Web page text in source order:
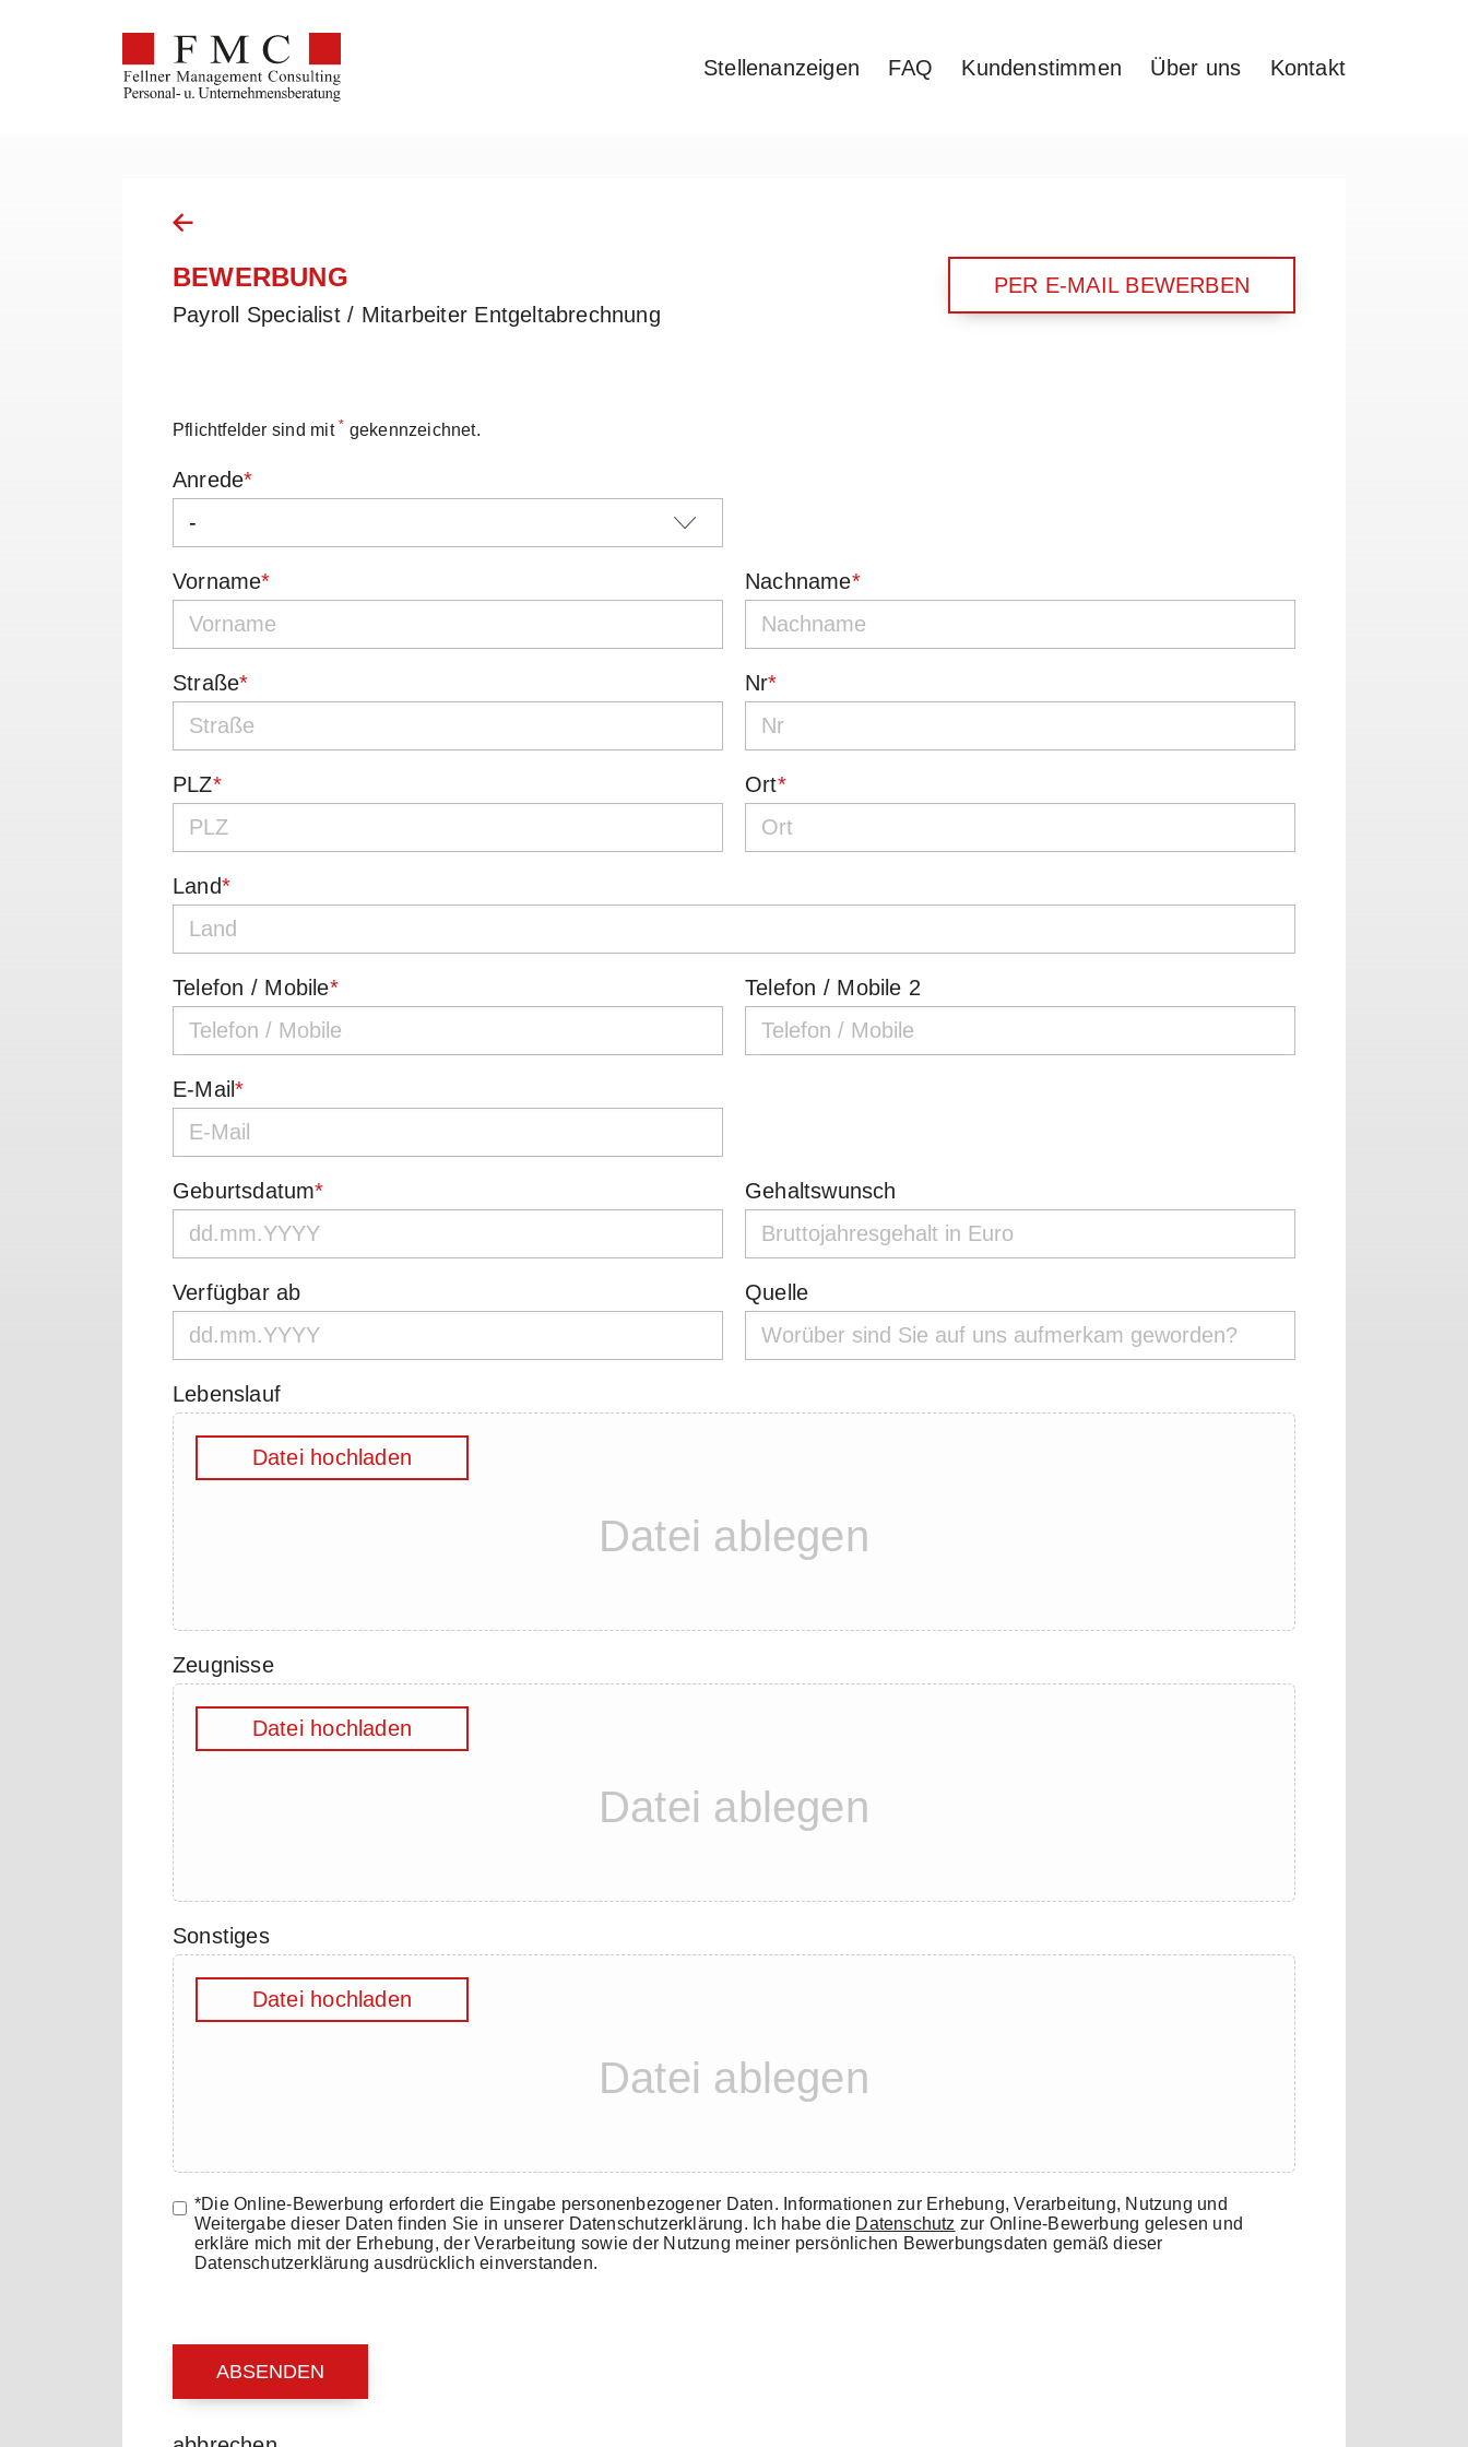
Stellenanzeigen FAQ Kundenstimmen Über uns Kontakt
BEWERBUNG
Payroll Specialist / Mitarbeiter Entgeltabrechnung
PER E-MAIL BEWERBEN
Pflichtfelder sind mit * gekennzeichnet.
Anrede*
Vorname* Nachname*
Straße* Nr*
PLZ* Ort*
Land*
Telefon / Mobile* Telefon / Mobile 2
E-Mail*
Geburtsdatum* Gehaltswunsch
Verfügbar ab Quelle
Lebenslauf
Datei hochladen
Zeugnisse
Datei hochladen
Sonstiges
Datei hochladen
*Die Online-Bewerbung erfordert die Eingabe personenbezogener Daten. Informationen zur Erhebung, Verarbeitung, Nutzung und
Weitergabe dieser Daten finden Sie in unserer Datenschutzerklärung. Ich habe die Datenschutz zur Online-Bewerbung gelesen und
erkläre mich mit der Erhebung, der Verarbeitung sowie der Nutzung meiner persönlichen Bewerbungsdaten gemäß dieser
Datenschutzerklärung ausdrücklich einverstanden.
ABSENDEN